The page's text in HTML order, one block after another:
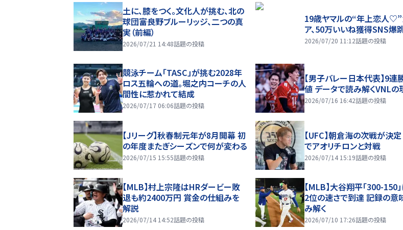
土に、膝をつく。文化人が挑む、北の
球団――富良野ブルーリッジ、二つの真
実（前編）
2026/07/21 14:48話題の投稿
19歳ヤマルの“年上恋人
ア、50万いいね獲得SNS爆
2026/07/20 11:12話題の投稿
競泳チーム「TASC」が挑む2028年
ロス五輪への道。堀之内コーチの人
間性に惹かれて結成
2026/07/17 06:06話題の投稿
【男子バレー日本代表】9連
値 データで読み解くVNLの
2026/07/16 16:42話題の投稿
【Jリーグ】秋春制元年が8月開幕 初
の年度またぎシーズンで何が変わる
2026/07/15 15:55話題の投稿
【UFC】朝倉海の次戦が決
でアオリチロンと対戦
2026/07/14 15:19話題の投稿
【MLB】村上宗隆はHRダービー敗
退も約2400万円 賞金の仕組みを
解説
2026/07/14 14:52話題の投稿
【MLB】大谷翔平「300-150
2位の速さで到達 記録の意
み解く
2026/07/10 17:26話題の投稿